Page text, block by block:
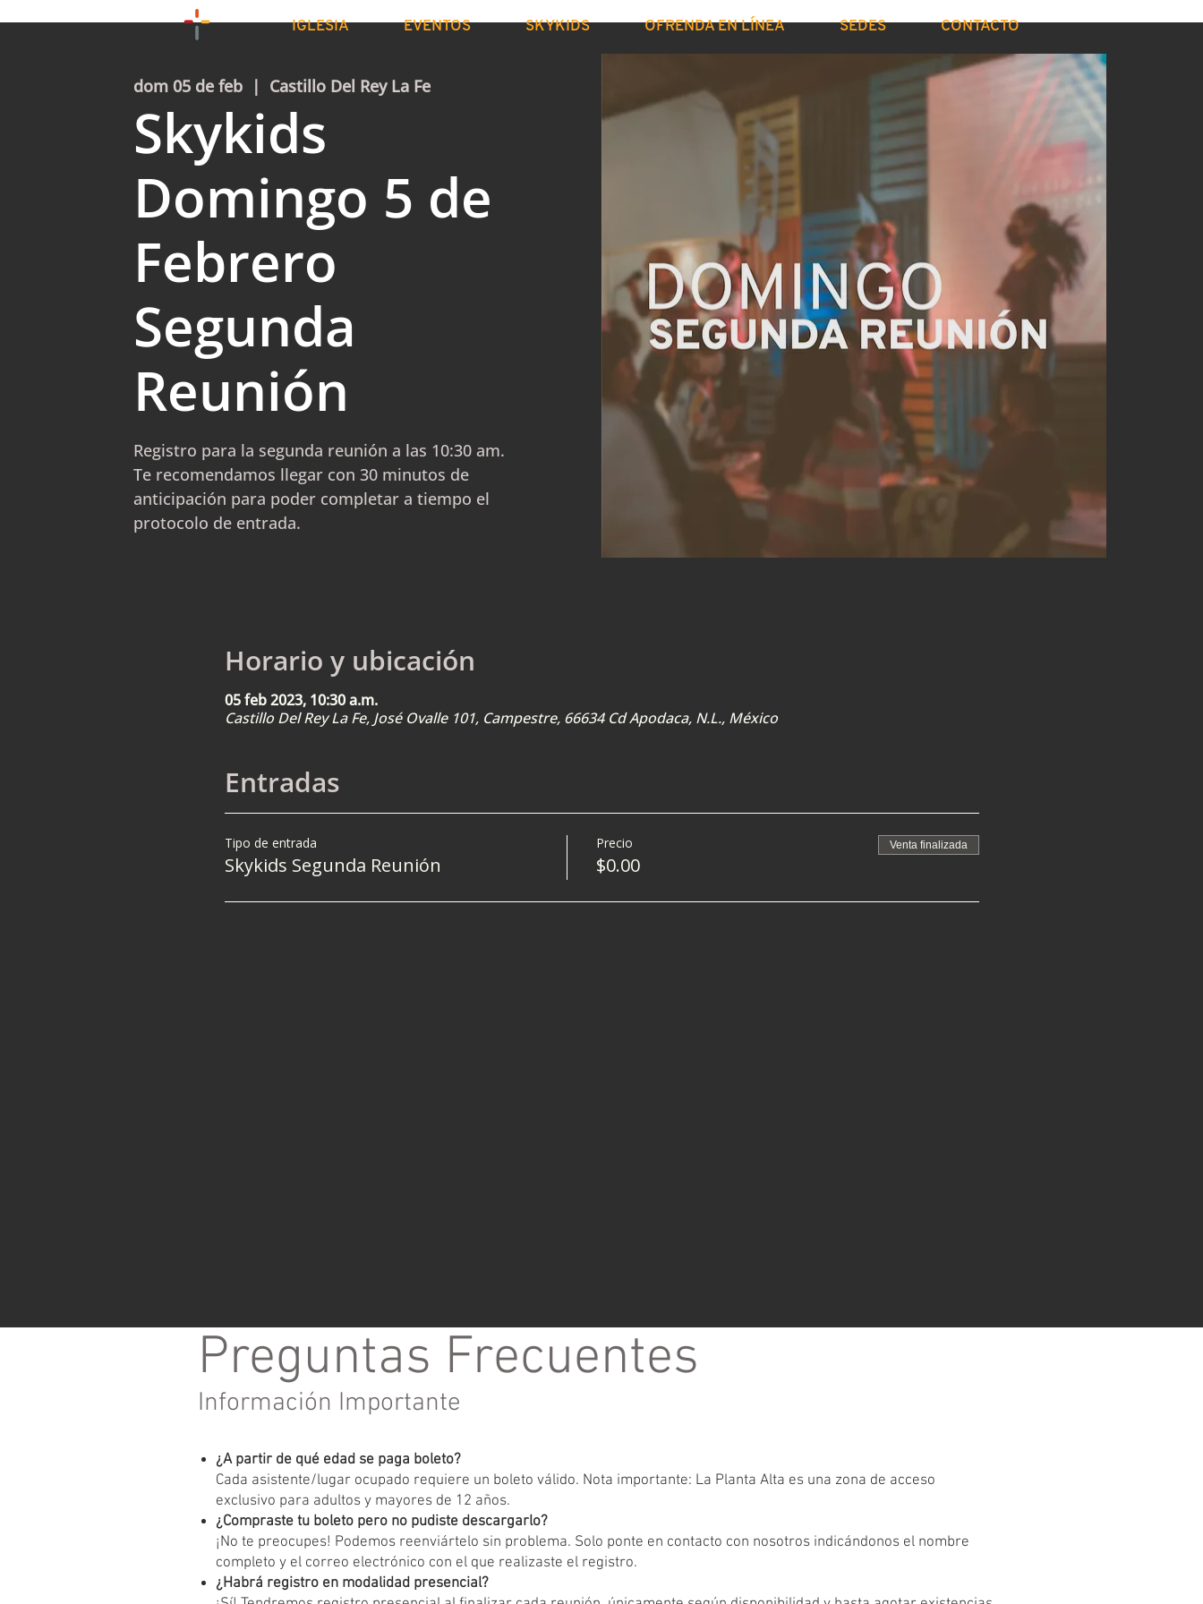
IGLESIA EVENTOS SKYKIDS OFRENDA EN LÍNEA SEDES CONTACTO
dom 05 de feb
  |
Castillo Del Rey La Fe
Skykids
Domingo 5 de
Febrero
Segunda
Reunión
Registro para la segunda reunión a las 10:30 am.
Te recomendamos llegar con 30 minutos de
anticipación para poder completar a tiempo el
protocolo de entrada.
Horario y ubicación
05 feb 2023, 10:30 a.m.
Castillo Del Rey La Fe, José Ovalle 101, Campestre, 66634 Cd Apodaca, N.L., México
Entradas
Tipo de entrada
Skykids Segunda Reunión
Precio
$0.00
Venta finalizada
Preguntas Frecuentes
Información Importante
¿A partir de qué edad se paga boleto?
Cada asistente/lugar ocupado requiere un boleto válido. Nota importante: La Planta Alta es una zona de acceso
exclusivo para adultos y mayores de 12 años.
¿Compraste tu boleto pero no pudiste descargarlo?
¡No te preocupes! Podemos reenviártelo sin problema. Solo ponte en contacto con nosotros indicándonos el nombre
completo y el correo electrónico con el que realizaste el registro.
¿Habrá registro en modalidad presencial?